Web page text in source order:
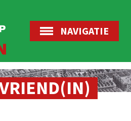
NAVIGATIE